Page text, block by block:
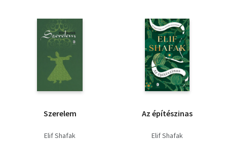
Szerelem
Elif Shafak
Az építészinas
Elif Shafak